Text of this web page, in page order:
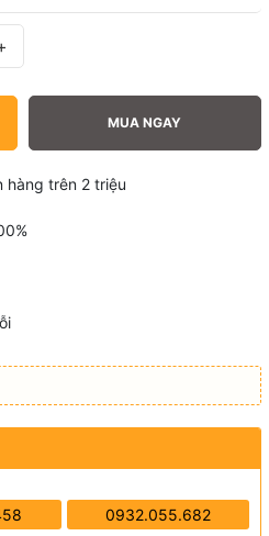
MUA NGAY
hàng trên 2 triệu
0932.055.682